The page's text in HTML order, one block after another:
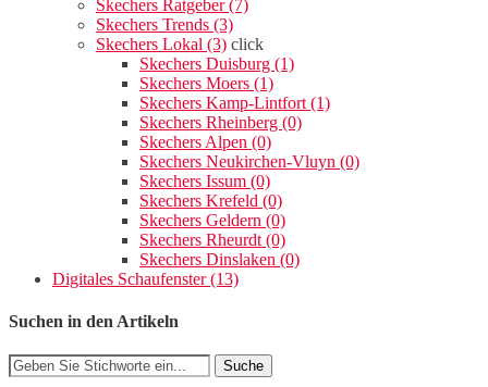
Skechers Ratgeber (7)
Skechers Trends (3)
Skechers Lokal (3) click
Skechers Duisburg (1)
Skechers Moers (1)
Skechers Kamp-Lintfort (1)
Skechers Rheinberg (0)
Skechers Alpen (0)
Skechers Neukirchen-Vluyn (0)
Skechers Issum (0)
Skechers Krefeld (0)
Skechers Geldern (0)
Skechers Rheurdt (0)
Skechers Dinslaken (0)
Digitales Schaufenster (13)
Suchen in den Artikeln